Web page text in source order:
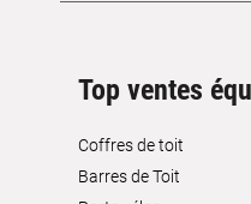
Top ventes
Coffres de toit
Barres de Toit